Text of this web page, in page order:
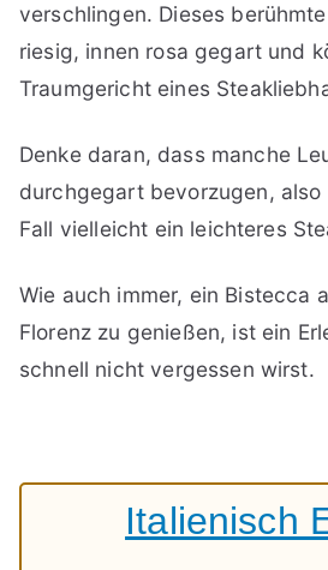
verschlingen. Dieses
riesig, innen rosa gegart und
Traumgericht eines
Denke daran, dass manche
durchgegart bevorzugen, also
Fall vielleicht ein leichteres
Wie auch immer, ein Bistecca
Florenz zu genießen, ist ein
schnell nicht vergessen wirst.
Italienisch